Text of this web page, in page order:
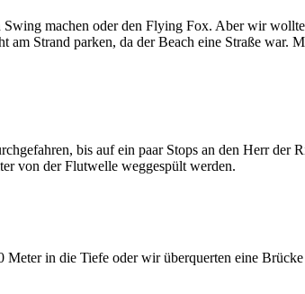
machen oder den Flying Fox. Aber wir
Strand parken, da der Beach eine Straße war.
bis auf ein paar Stops an den Herr der
von der Flutwelle weggespült werden.
in die Tiefe oder wir überquerten eine